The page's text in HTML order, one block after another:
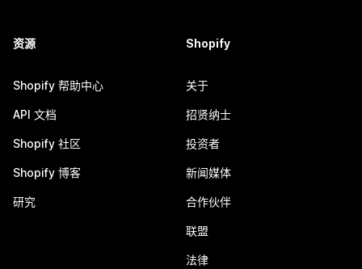
资源
Shopify 帮助中心
API 文档
Shopify 社区
Shopify 博客
研究
Shopify
关于
招贤纳士
投资者
新闻媒体
合作伙伴
联盟
法律